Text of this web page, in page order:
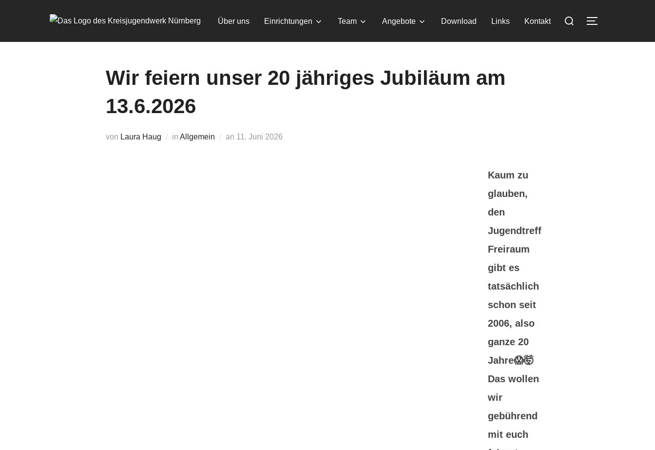
Über uns Einrichtungen Team Angebote Download Links Kontakt
Suchen
Wir feiern unser 20 jähriges Jubiläum am
13.6.2026
von Laura Haug in Allgemein an Veröffentlicht
11. Juni 2026
Kaum zu
glauben,
den
Jugendtreff
Freiraum
gibt es
tatsächlich
schon seit
2006, also
ganze 20
Jahre😱🤯
Das wollen
wir
gebührend
mit euch